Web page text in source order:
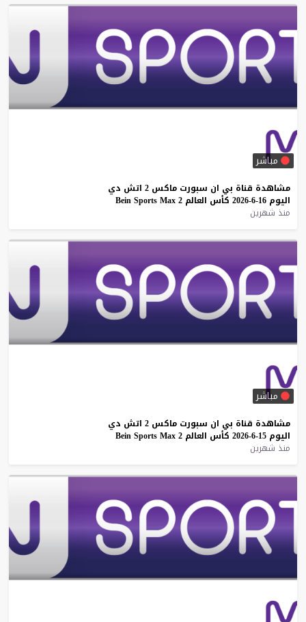
مباشر
مشاهدة قناة بي ان سبورت ماكس 2 اتش دي
اليوم 16-6-2026 كأس العالم Bein Sports Max 2
منذ شهرين
مباشر
مشاهدة قناة بي ان سبورت ماكس 2 اتش دي
اليوم 15-6-2026 كأس العالم Bein Sports Max 2
منذ شهرين